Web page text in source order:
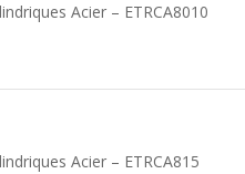
Acier – ETRCA8010
Acier – ETRCA815